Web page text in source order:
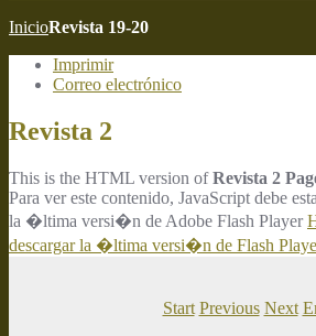
InicioRevista 19-20
Imprimir
Correo electrónico
Revista 2
This is the HTML version ofRevista 2
Para ver este contenido, JavaScript debe
la �ltima versi�n de Adobe Flash Player
descargar la �ltima versi�n de Flash
Start Previous Next